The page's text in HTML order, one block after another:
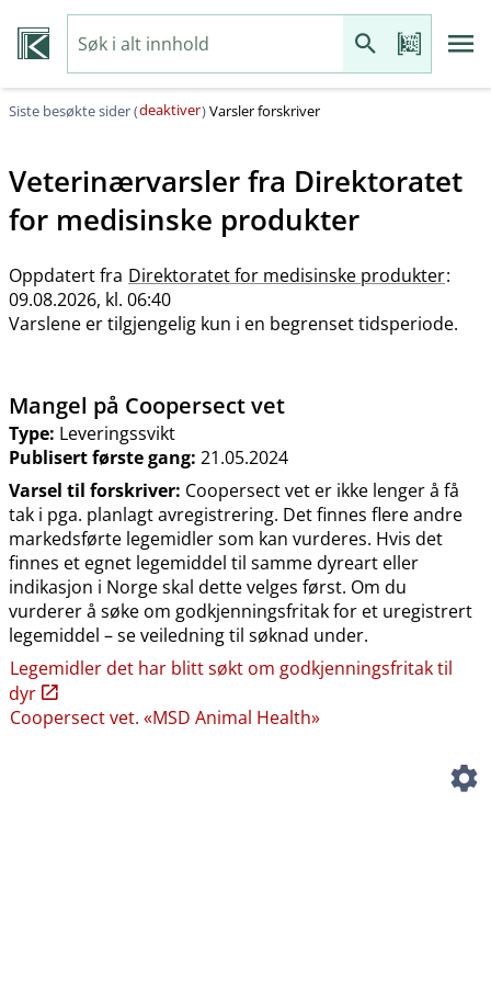
Siste besøkte sider (deaktiver)Varsler forskriver
Veterinærvarsler fra Direktoratet
for medisinske produkter
Oppdatert fra Direktoratet for medisinske produkter:
09.08.2026, kl. 06:40
Varslene er tilgjengelig kun i en begrenset tidsperiode.
Mangel på Coopersect vet
Type: Leveringssvikt
Publisert første gang: 21.05.2024
Varsel til forskriver: Coopersect vet er ikke lenger å få
tak i pga. planlagt avregistrering. Det finnes flere andre
markedsførte legemidler som kan vurderes. Hvis det
finnes et egnet legemiddel til samme dyreart eller
indikasjon i Norge skal dette velges først. Om du
vurderer å søke om godkjenningsfritak for et uregistrert
legemiddel – se veiledning til søknad under.
Legemidler det har blitt søkt om godkjenningsfritak til
dyr
Coopersect vet. «MSD Animal Health»